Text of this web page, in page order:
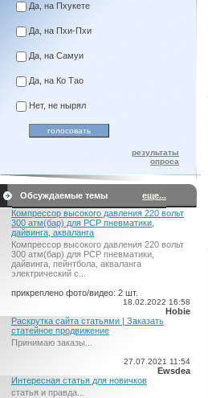
Да, на Пхукете
Да, на Пхи-Пхи
Да, на Самуи
Да, на Ко Тао
Нет, не нырял
результаты
опроса
Обсуждаемые темы
еще...
Компрессор высокого давления 220 вольт
300 атм(бар) для PCP пневматики,
дайвинга, акваланга
Компрессор высокого давления 220 вольт
300 атм(бар) для PCP пневматики,
дайвинга, пейнтбола, акваланга
электрический c...
прикреплено фото/видео: 2 шт.
18.02.2022 16:58
Hobie
Раскрутка сайта статьями | Заказать
статейное продвижение
Принимаю заказы...
27.07.2021 11:54
Ewsdea
Интересная статья для новичков
статья и правда...